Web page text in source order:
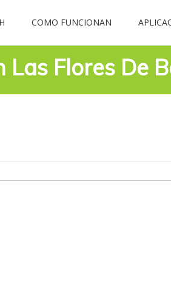
COMO FUNCIONAN
Las Flores De